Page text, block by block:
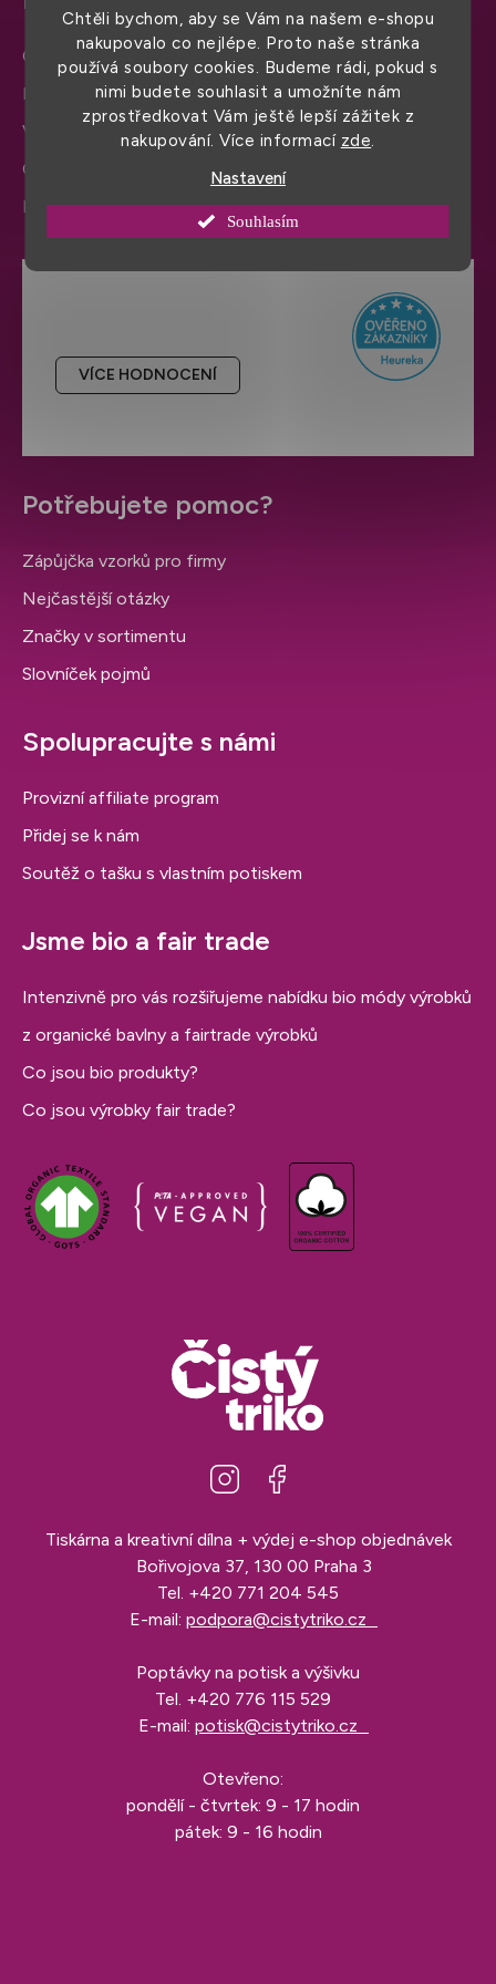
Chtěli bychom, aby se Vám na našem e-shopu
nakupovalo co nejlépe. Proto naše stránka
používá soubory cookies. Budeme rádi, pokud s
nimi budete souhlasit a umožníte nám
zprostředkovat Vám ještě lepší zážitek z
nakupování. Více informací zde.
Nastavení
Souhlasím
VÍCE HODNOCENÍ
Obchodní podmínky
Doprava a platba
Výměna zboží a reklamace
Ochrana osobních údajů
Informace a nastavení cookies
Potřebujete pomoc?
Zápůjčka vzorků pro firmy
Nejčastější otázky
Značky v sortimentu
Slovníček pojmů
Spolupracujte s námi
Provizní affiliate program
Přidej se k nám
Soutěž o tašku s vlastním potiskem
Jsme bio a fair trade
Intenzivně pro vás rozšiřujeme nabídku bio módy výrobků
z organické bavlny a fairtrade výrobků
Co jsou bio produkty?
Co jsou výrobky fair trade?
Tiskárna a kreativní dílna + výdej e-shop objednávek
Bořivojova 37, 130 00 Praha 3
Tel. +420 771 204 545
E-mail: podpora@cistytriko.cz
Poptávky na potisk a výšivku
Tel. +420 776 115 529
E-mail: potisk@cistytriko.cz
Otevřeno:
pondělí - čtvrtek: 9 - 17 hodin
pátek: 9 - 16 hodin